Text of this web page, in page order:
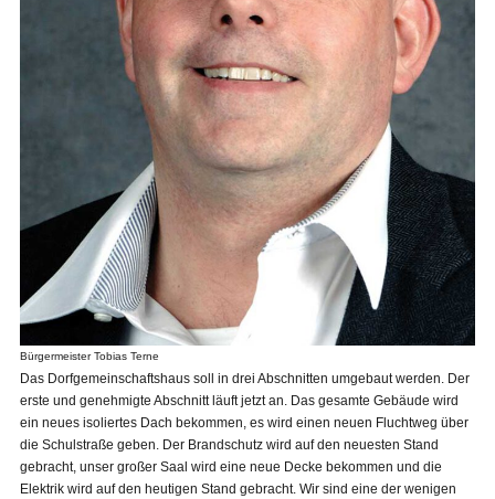
Bürgermeister Tobias Terne
Das Dorfgemeinschaftshaus soll in drei Abschnitten umgebaut werden. Der
erste und genehmigte Abschnitt läuft jetzt an. Das gesamte Gebäude wird
ein neues isoliertes Dach bekommen, es wird einen neuen Fluchtweg über
die Schulstraße geben. Der Brandschutz wird auf den neuesten Stand
gebracht, unser großer Saal wird eine neue Decke bekommen und die
Elektrik wird auf den heutigen Stand gebracht. Wir sind eine der wenigen